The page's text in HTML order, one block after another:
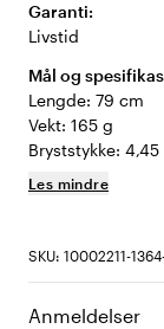
Garanti:
Livstid
Mål og
Lengde: 79 cm
Vekt: 165 g
Bryststykke: 4,45
Les mindre
SKU: 10002211-
Anmeldelser